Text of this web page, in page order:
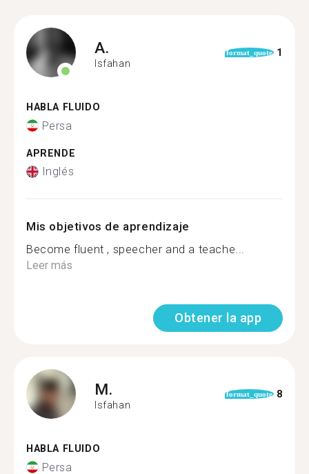
A.
Isfahan
format_quote 1
HABLA FLUIDO
Persa
APRENDE
Inglés
Mis objetivos de aprendizaje
Become fluent , speecher and a teache...
Leer más
Obtener la app
M.
Isfahan
format_quote 8
HABLA FLUIDO
Persa